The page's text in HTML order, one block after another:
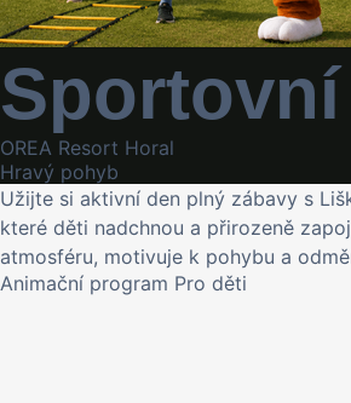
OREA Resort Horal
Hravý pohyb
Užijte si aktivní den plný zábavy s
které děti nadchnou a přirozeně
atmosféru, motivuje k pohybu a
Animační program Pro děti